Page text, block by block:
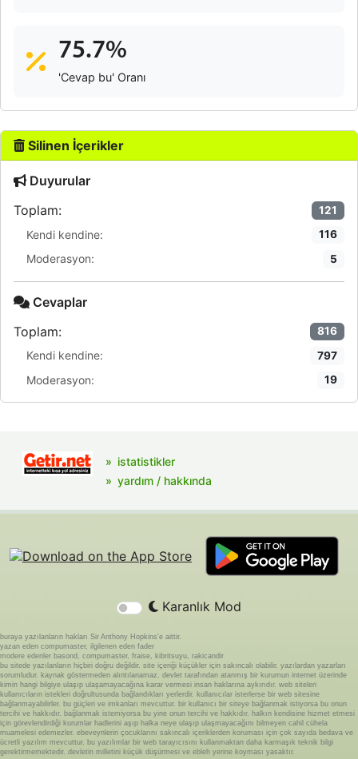
75.7%
'Cevap bu' Oranı
Silinen İçerikler
Duyurular
Toplam:
121
Kendi kendine: 116
Moderasyon: 5
Cevaplar
Toplam:
816
Kendi kendine: 797
Moderasyon: 19
istatistikler
yardım / hakkında
Karanlık Mod
buraya yazılanların hakları Sir Anthony Hopkins'e aittir.
yazan eden compumaster, ilgilenen eden fader
modere edenler basond, compumaster, fraise, kibritsuyu, rakicandir
bu sitede yazılanların hiçbiri doğru değildir. site içeriği küçükler için sakıncalı olabilir. yazılardan yazarları
sorumludur. kaynak göstermeden alıntılanamaz. devlet tarafından atanmış bir kurumun internet üzerinde
kimin hangi bilgiye ulaşıp ulaşamayacağına karar vermesi insan haklarına aykırıdır. web siteleri
kullanıcıların istekleri doğrultusunda bağlandıkları yerlerdir. kullanıcılar isterlerse bir web sitesine
bağlanmayabilirler. bu güçleri ve imkanları mevcuttur. bir kullanıcı bir siteye bağlanmak istiyorsa bu onun
tercihi ve hakkıdır. bağlanmak istemiyorsa bu yine onun tercihi ve hakkıdır. halkın kendisine hizmet etmesi
için görevlendirdiği kurumlar hadlerini aşıp halka neye ulaşıp ulaşmayacağını bilmeyen cahil cühela
muamelesi edemezler. ebeveynlerin çocuklarını sakıncalı içeriklerden koruması için çok sayıda bedava ve
ücretli yazılım mevcuttur. bu yazılımlar bir web tarayıcısını kullanmaktan daha karmaşık teknik bilgi
gerektirmemektedir. devletin milletini küçük düşürmesi ve ebleh yerine koyması yasaktır.